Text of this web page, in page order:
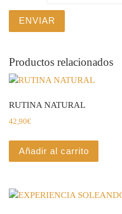
Productos relacionados
RUTINA NATURAL
42,90€
Añadir al carrito